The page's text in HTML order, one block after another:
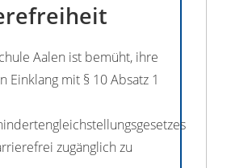
Aalen ist bemüht, ihre
Einklang mit § 10 Absatz 1
zugänglich zu